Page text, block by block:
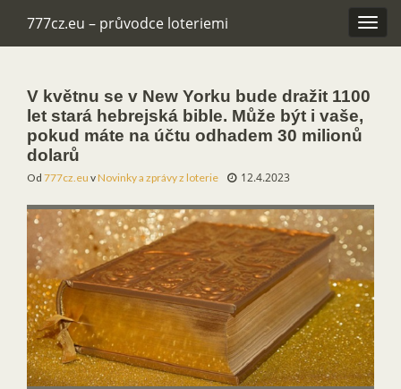
777cz.eu – průvodce loteriemi
V květnu se v New Yorku bude dražit 1100
let stará hebrejská bible. Může být i vaše,
pokud máte na účtu odhadem 30 milionů
dolarů
Od 777cz.eu vNovinky a zprávy z loterie 12.4.2023